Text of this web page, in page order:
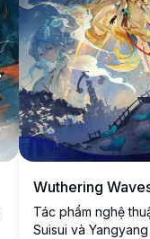
Wuthering
Tác phẩm nghệ
Suisui và